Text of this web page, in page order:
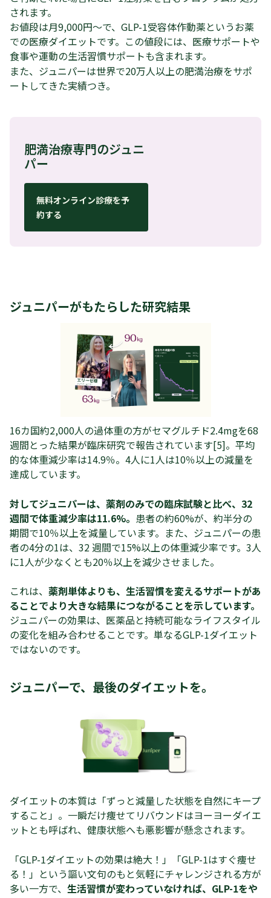
されます。
お値段は月9,000円〜で、GLP-1受容体作動薬というお薬
での医療ダイエットです。この値段には、医療サポートや
食事や運動の生活習慣サポートも含まれます。
また、ジュニパーは世界で20万人以上の肥満治療をサポ
ートしてきた実績つき。
肥満治療専門のジュニ
パー
無料オンライン診療を予
約する
ジュニパーがもたらした研究結果
16カ国約2,000人の過体重の方がセマグルチド2.4mgを68
週間とった結果が臨床研究で報告されています[5]。平均
的な体重減少率は14.9％。4人に1人は10％以上の減量を
達成しています。
対してジュニパーは、薬剤のみでの臨床試験と比べ、32
週間で体重減少率は11.6%。 患者の約60%が、約半分の
期間で10％以上を減量しています。また、ジュニパーの患
者の4分の1は、32 週間で15%以上の体重減少率です。3人
に1人が少なくとも20％以上を減少させました。
これは、 薬剤単体よりも、生活習慣を変えるサポートがあ
ることでより大きな結果につながることを示しています。
ジュニパーの効果は、医薬品と持続可能なライフスタイル
の変化を組み合わせることです。単なるGLP-1ダイエット
ではないのです。
ジュニパーで、最後のダイエットを。
ダイエットの本質は「ずっと減量した状態を自然にキープ
すること」。一瞬だけ痩せてリバウンドはヨーヨーダイエ
ットとも呼ばれ、健康状態へも悪影響が懸念されます。
「GLP-1ダイエットの効果は絶大！」「GLP-1はすぐ痩せ
る！」という謳い文句のもと気軽にチャレンジされる方が
多い一方で、 生活習慣が変わっていなければ、GLP-1をや